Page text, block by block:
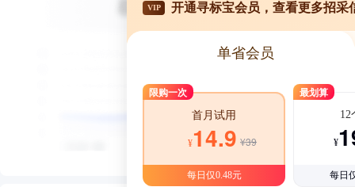
VIP 开通寻标宝会员，查看更多招采
单省会员
限购一次
首月试用
¥14.9 ¥39
每日仅0.48元
最划算
12
¥
每日